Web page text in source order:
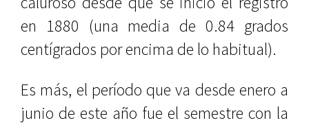
en 1880 (una media de 0.84 grados
centígrados por encima de lo habitual).
Es más, el período que va desde enero a
junio de este año fue el semestre con la